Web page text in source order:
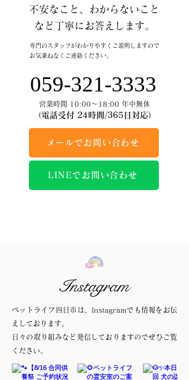
不安なこと、わからないこと
など丁寧にお答えします。
専門のスタッフがわかりやすくご説明しますので
お気兼ねなくご連絡ください。
059-321-3333
営業時間 10:00～18:00 年中無休
（電話受付 24時間/365日対応）
メールでお問い合わせ
LINEでお問い合わせ
Instagram
ペットライフ四日市は、Instagramでも情報をお伝
えしております。
日々の取り組みなど発信しておりますのでぜひご覧
ください。